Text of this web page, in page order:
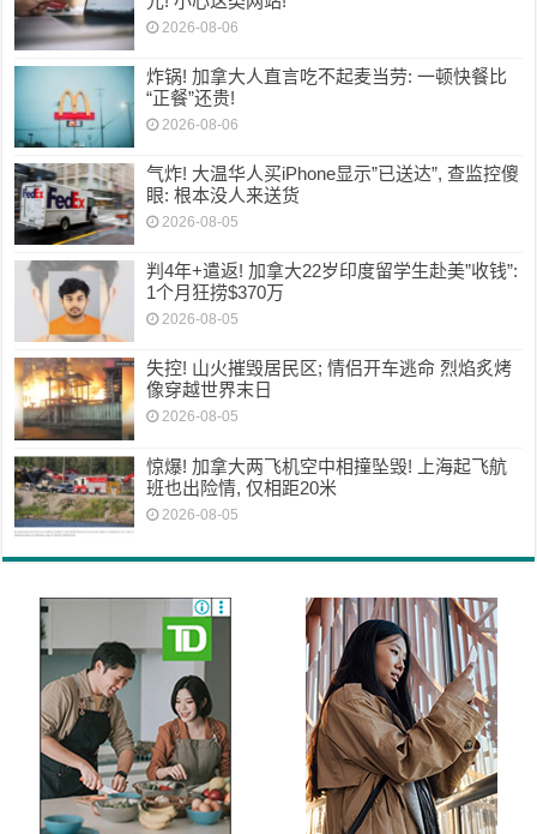
2026-08-06
炸锅! 加拿大人直言吃不起麦当劳: 一顿快餐比
“正餐”还贵!
2026-08-06
气炸! 大温华人买iPhone显示”已送达”, 查监控傻
眼: 根本没人来送货
2026-08-05
判4年+遣返! 加拿大22岁印度留学生赴美”收钱”:
1个月狂捞$370万
2026-08-05
失控! 山火摧毁居民区; 情侣开车逃命 烈焰炙烤
像穿越世界末日
2026-08-05
惊爆! 加拿大两飞机空中相撞坠毁! 上海起飞航
班也出险情, 仅相距20米
2026-08-05